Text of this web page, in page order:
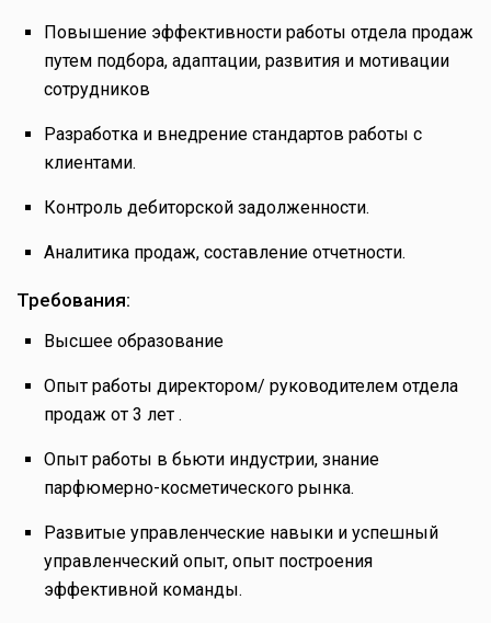
Повышение эффективности работы отдела продаж
путем подбора, адаптации, развития и мотивации
сотрудников
Разработка и внедрение стандартов работы с
клиентами.
Контроль дебиторской задолженности.
Аналитика продаж, составление отчетности.
Требования:
Высшее образование
Опыт работы директором/ руководителем отдела
продаж от 3 лет .
Опыт работы в бьюти индустрии, знание
парфюмерно-косметического рынка.
Развитые управленческие навыки и успешный
управленческий опыт, опыт построения
эффективной команды.